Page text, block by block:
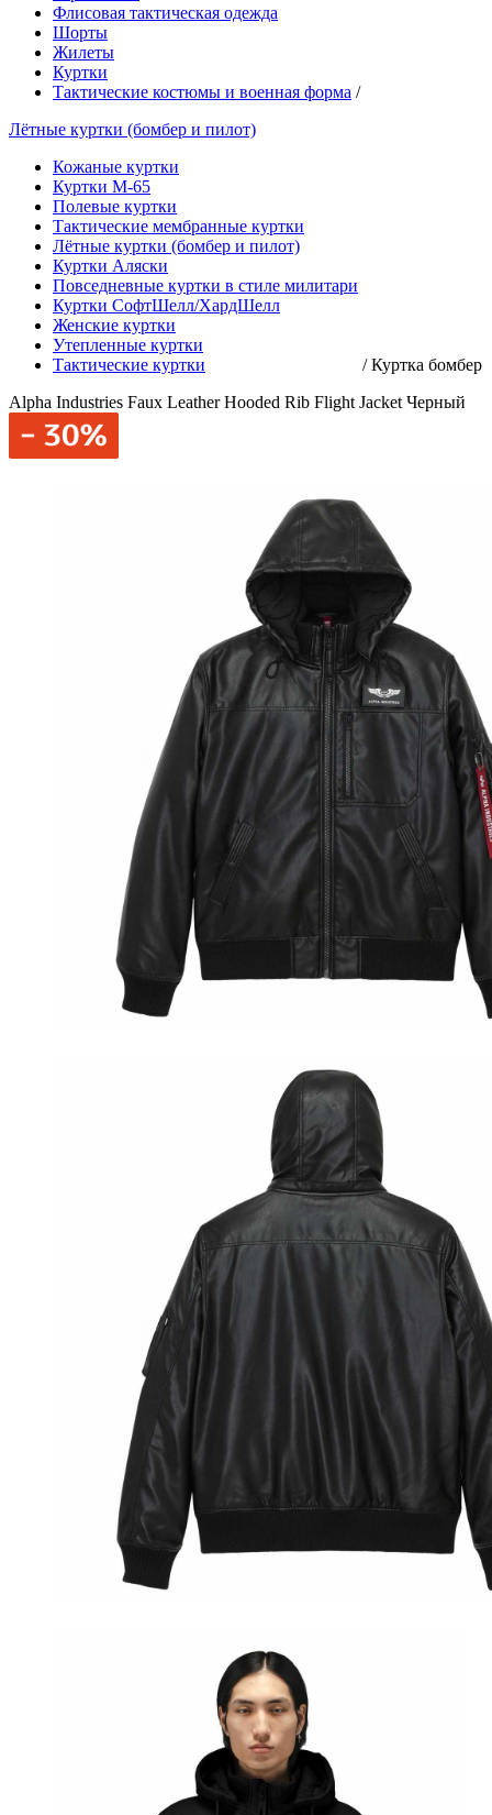
Флисовая тактическая одежда
Шорты
Жилеты
Куртки
Тактические костюмы и военная форма /
Лётные куртки (бомбер и пилот)
Кожаные куртки
Куртки М-65
Полевые куртки
Тактические мембранные куртки
Лётные куртки (бомбер и пилот)
Куртки Аляски
Повседневные куртки в стиле милитари
Куртки СофтШелл/ХардШелл
Женские куртки
Утепленные куртки
Тактические куртки
/Куртка бомбер
Alpha Industries Faux Leather Hooded Rib Flight Jacket Черный